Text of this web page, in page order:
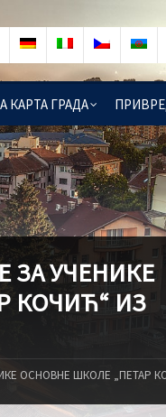
КАРТА ГРАДА
ЗА УЧЕНИКЕ
КОЧИЋ“ ИЗ
ОСНОВНЕ ШКОЛЕ „ПЕТАР